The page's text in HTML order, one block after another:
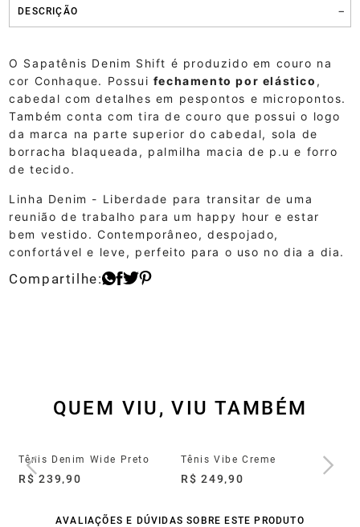
DESCRIÇÃO
O Sapatênis Denim Shift é produzido em couro na
cor Conhaque. Possui fechamento por elástico ,
cabedal com detalhes em pespontos e micropontos.
Também conta com tira de couro que possui o logo
da marca na parte superior do cabedal, sola de
borracha blaqueada, palmilha macia de p.u e forro
de tecido.
Linha Denim - Liberdade para transitar de uma
reunião de trabalho para um happy hour e estar
bem vestido. Contemporâneo, despojado,
confortável e leve, perfeito para o uso no dia a dia.
QUEM VIU, VIU TAMBÉM
Tênis Denim Wide Preto
R$ 239,90
Tênis Vibe Creme
R$ 249,90
AVALIAÇÕES E DÚVIDAS SOBRE ESTE PRODUTO